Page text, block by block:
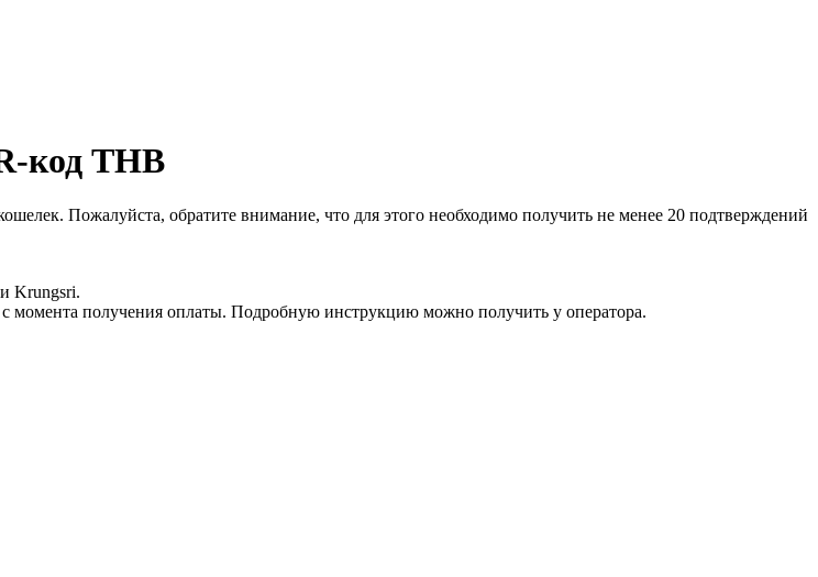
код THB
Пожалуйста, обратите внимание, что для этого необходимо получить не менее 20 подтверждений
Krungsri.
момента получения оплаты. Подробную инструкцию можно получить у оператора.